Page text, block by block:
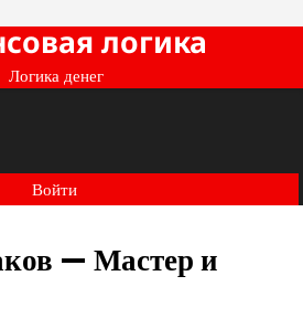
логика
Логика денег
Войти
— Мастер и